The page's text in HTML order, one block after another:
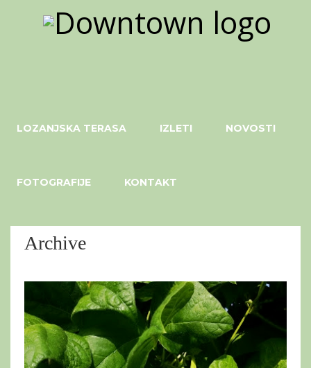
LOZANJSKA TERASA IZLETI NOVOSTI
FOTOGRAFIJE KONTAKT
Archive